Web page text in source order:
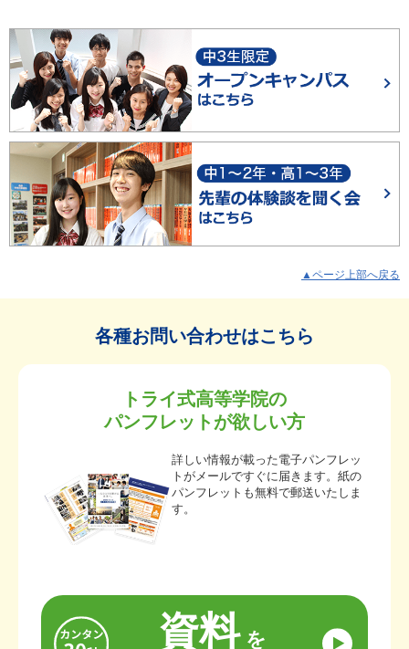
▲ページ上部へ戻る
各種お問い合わせはこちら
トライ式高等学院の
パンフレットが欲しい方
詳しい情報が載った電子パンフレッ
トがメールですぐに届きます。紙の
パンフレットも無料で郵送いたしま
す。
資料を